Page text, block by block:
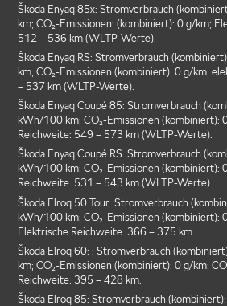
Škoda Enyaq 85x: Stromverbrauch
km; CO₂-Emissionen: (kombiniert): 0 g/km;
512 – 536 km (WLTP-Werte).
Škoda Enyaq RS: Stromverbrauch
km; CO₂-Emissionen (kombiniert): 0 g/km;
– 537 km (WLTP-Werte).
Škoda Enyaq Coupé 85: Stromverbrauch
kWh/100 km; CO₂-Emissionen (kombiniert):
Reichweite: 549 – 573 km (WLTP-Werte).
Škoda Enyaq Coupé RS: Stromverbrauch
kWh/100 km; CO₂-Emissionen (kombiniert):
Reichweite: 531 – 543 km (WLTP-Werte).
Škoda Elroq 50 Tour: Stromverbrauch
kWh/100 km; CO₂-Emissionen (kombiniert):
Elektrische Reichweite: 366 – 375 km.
Škoda Elroq 60: : Stromverbrauch
km; CO₂-Emissionen (kombiniert): 0 g/km;
Reichweite: 395 – 428 km.
Škoda Elroq 85: Stromverbrauch